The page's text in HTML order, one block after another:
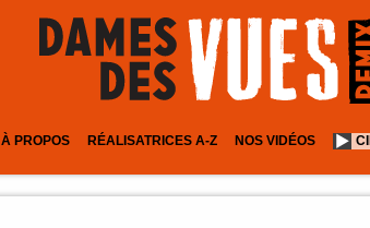
À PROPOS RÉALISATRICES A-Z NOS VIDÉOS